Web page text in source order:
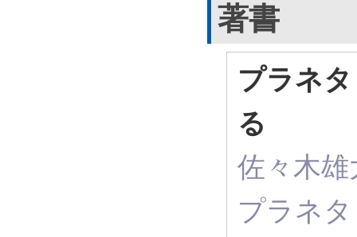
著書
プラネ
る
佐々木
プラネ